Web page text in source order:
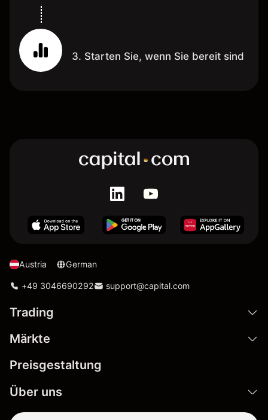
3. Starten Sie, wenn Sie bereit sind
Austria German
+49 3046690292 support@capital.com
Trading
Märkte
Preisgestaltung
Über uns